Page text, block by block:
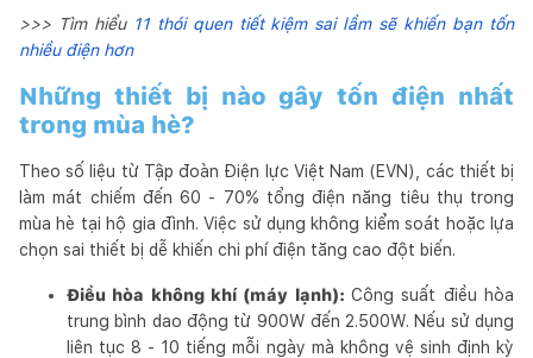
>>> Tìm hiểu 11 thói quen tiết kiệm sai lầm sẽ khiến bạn tốn
nhiều điện hơn
Những thiết bị nào gây tốn điện nhất
trong mùa hè?
Theo số liệu từ Tập đoàn Điện lực Việt Nam (EVN), các thiết bị
làm mát chiếm đến 60 - 70% tổng điện năng tiêu thụ trong
mùa hè tại hộ gia đình. Việc sử dụng không kiểm soát hoặc lựa
chọn sai thiết bị dễ khiến chi phí điện tăng cao đột biến.
Điều hòa không khí (máy lạnh): Công suất điều hòa
trung bình dao động từ 900W đến 2.500W. Nếu sử dụng
liên tục 8 - 10 tiếng mỗi ngày mà không vệ sinh định kỳ